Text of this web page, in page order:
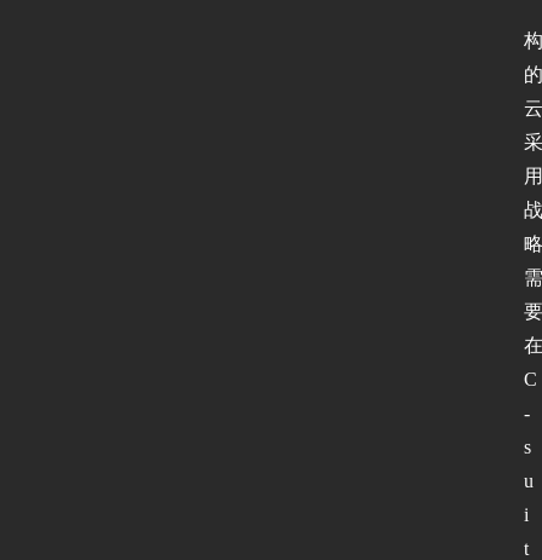
构
的
云
采
用
战
略
需
要
在
C
-
s
u
i
t